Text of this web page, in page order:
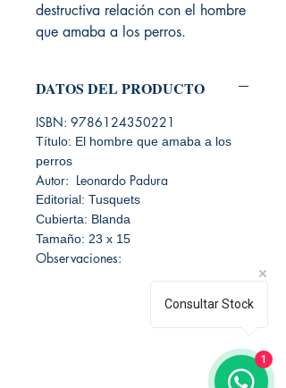
destructiva relación con el hombre
que amaba a los perros.
DATOS DEL PRODUCTO
ISBN: 9786124350221
Título: El hombre que amaba a los
perros
Autor: Leonardo Padura
Editorial: Tusquets
Cubierta: Blanda
Tamaño: 23 x 15
Observaciones:
Consultar Stock
1